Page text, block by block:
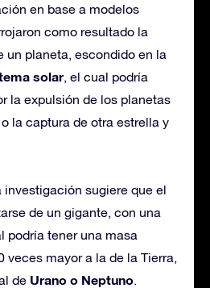
en base a modelos
como resultado la
un planeta, escondido en la
solar, el cual podría
la expulsión de los planetas
la captura de otra estrella y
investigación sugiere que el
de un gigante, con una
podría tener una masa
veces mayor a la de la Tierra,
de Urano o Neptuno.